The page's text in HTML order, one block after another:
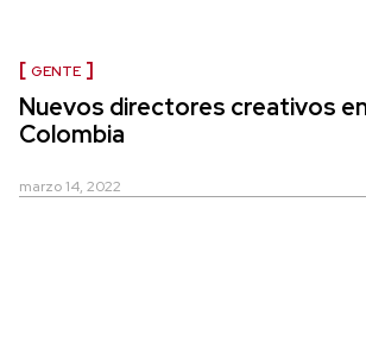
GENTE
Nuevos directores creativos
Colombia
marzo 14, 2022